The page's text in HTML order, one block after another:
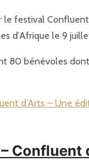
festival Confluent
d’Afrique le 9
80 bénévoles
–